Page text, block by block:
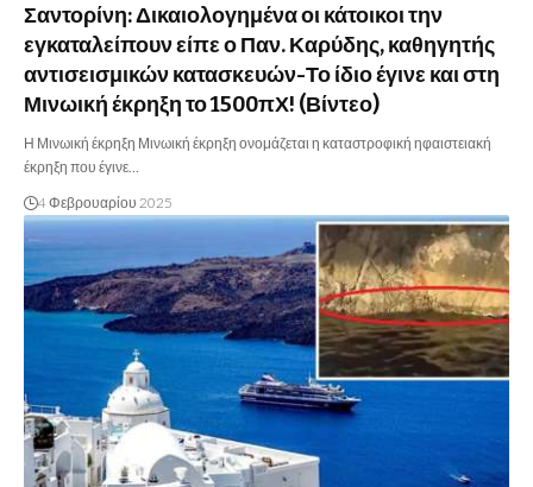
Σαντορίνη: Δικαιολογημένα οι κάτοικοι την
εγκαταλείπουν είπε ο Παν. Καρύδης, καθηγητής
αντισεισμικών κατασκευών-Το ίδιο έγινε και στη
Μινωική έκρηξη το 1500πΧ! (Βίντεο)
Η Μινωική έκρηξη Μινωική έκρηξη ονομάζεται η καταστροφική ηφαιστειακή
έκρηξη που έγινε…
4 Φεβρουαρίου 2025